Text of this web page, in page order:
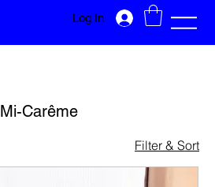
Log In
Mi-Carême
Filter & Sort